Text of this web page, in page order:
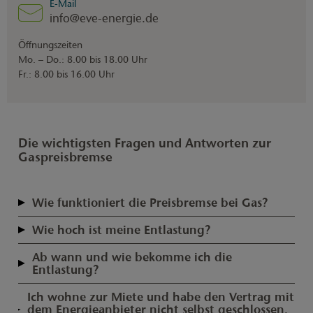
E-Mail
info@eve-energie.de
Öffnungszeiten
Mo. – Do.: 8.00 bis 18.00 Uhr
Fr.: 8.00 bis 16.00 Uhr
Die wichtigsten Fragen und Antworten zur
Gaspreisbremse
Wie funktioniert die Preisbremse bei Gas?
Für Haushaltskunden wird der Arbeitspreis für Erdgas bei einem
Referenzpreis von 12 Cent pro kWh (brutto) gedeckelt. Dieser
Referenzpreis gilt für 80 % des individuellen, im September 2022
prognostizierten Jahresverbrauchs, jede weitere Kilowattstunde
wird zum vertraglich festgelegten Arbeitspreis abgerechnet. Das
gilt auch für kleine und mittlere Unternehmen, deren Verbrauch
unter 1,5 Mio. kWh liegt.Wichtig für gewerbliche Kunden
Wie hoch ist meine Entlastung?
Der Entlastungsbetrag ist für jeden Haushalt und jedes
Unternehmen individuell. Wir haben ein einfaches Beispiel
aufgestellt:
Aufgrund der Energiekrise stieg der Gasarbeitspreis eines
Ab wann und wie bekomme ich die
Entlastung?
Für Privathaushalte sowie kleine und mittlere Unternehmen
startet die Gaspreisbremse im März 2023 und gilt rückwirkend
Ich wohne zur Miete und habe den Vertrag mit
dem Energieanbieter nicht selbst geschlossen.